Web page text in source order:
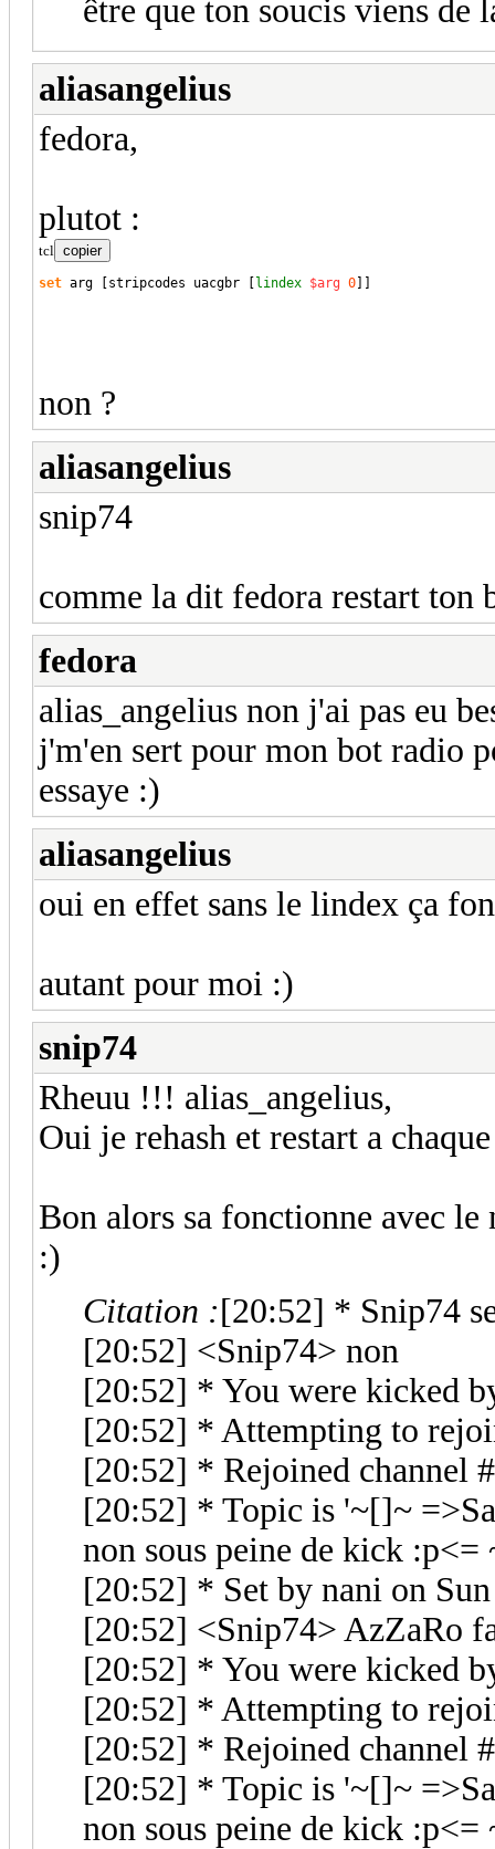
être que ton soucis viens de
aliasangelius
fedora,
plutot :
tcl copier
set arg [stripcodes uacgbr [lindex $arg 0] ]
non ?
aliasangelius
snip74
comme la dit fedora restart ton
fedora
alias_angelius non j'ai pas eu
j'm'en sert pour mon bot radio
essaye :)
aliasangelius
oui en effet sans le lindex ça
autant pour moi :)
snip74
Rheuu !!! alias_angelius,
Oui je rehash et restart a
Bon alors sa fonctionne avec
:)
Citation :[20:52] * Snip74
[20:52] <Snip74> non
[20:52] * You were kicked
[20:52] * Attempting to
[20:52] * Rejoined channel
[20:52] * Topic is '~[]~
non sous peine de kick :p<=
[20:52] * Set by nani on
[20:52] <Snip74> AzZaRo
[20:52] * You were kicked
[20:52] * Attempting to
[20:52] * Rejoined channel
[20:52] * Topic is '~[]~
non sous peine de kick :p<=